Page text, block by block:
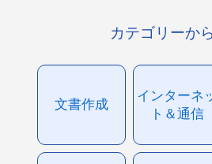
カテゴリーか
文書作成
インターネ
ト＆通信